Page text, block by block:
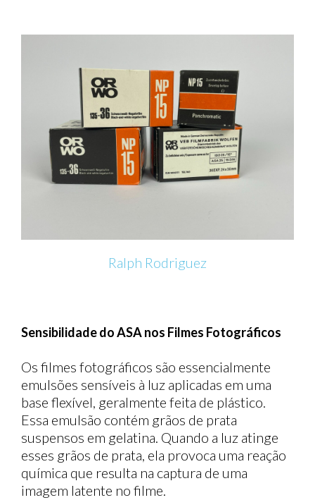
Ralph Rodriguez
Sensibilidade do ASA nos Filmes Fotográficos
Os filmes fotográficos são essencialmente
emulsões sensíveis à luz aplicadas em uma
base flexível, geralmente feita de plástico.
Essa emulsão contém grãos de prata
suspensos em gelatina. Quando a luz atinge
esses grãos de prata, ela provoca uma reação
química que resulta na captura de uma
imagem latente no filme.